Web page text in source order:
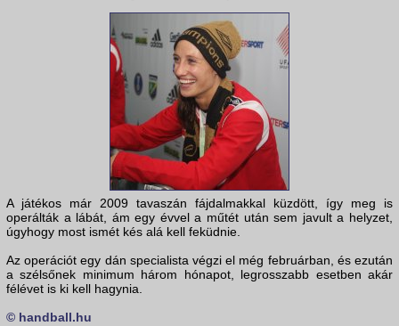
A játékos már 2009 tavaszán fájdalmakkal küzdött, így meg is
operálták a lábát, ám egy évvel a műtét után sem javult a helyzet,
úgyhogy most ismét kés alá kell feküdnie.
Az operációt egy dán specialista végzi el még februárban, és ezután
a szélsőnek minimum három hónapot, legrosszabb esetben akár
félévet is ki kell hagynia.
© handball.hu